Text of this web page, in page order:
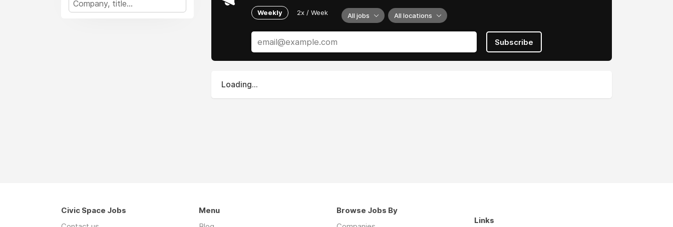
Weekly 2x / Week All jobs All locations
Subscribe
Loading...
Civic Space Jobs
Menu
Browse Jobs By
Links